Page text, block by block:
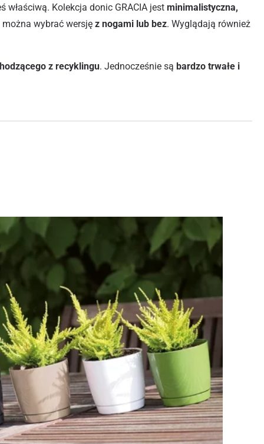
właściwą. Kolekcja donic GRACIA jest minimalistyczna,
wybrać wersję z nogami lub bez. Wyglądają również
z recyklingu. Jednocześnie są bardzo trwałe i